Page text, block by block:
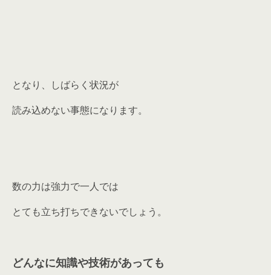
となり、しばらく状況が
読み込めない事態になります。
数の力は強力で一人では
とても立ち打ちできないでしょう。
どんなに知識や技術があっても